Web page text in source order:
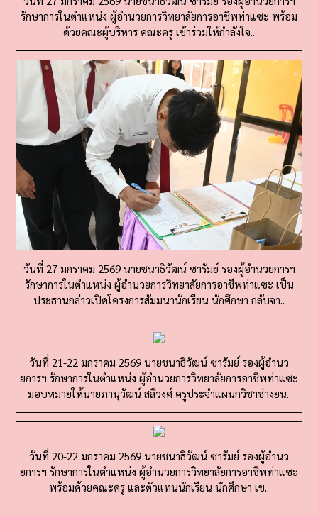
ด้วยคณะผู้บริหาร คณะครู เข้าร่วมให้กำลังใจ..
วันที่ 27 มกราคม 2569 นายชนาธิวัฒน์ ซารัมย์ รองผู้อำนวยการฯ
รักษาการในตำแหน่ง ผู้อำนวยการวิทยาลัยการอาชีพท่าแซะ เป็น
ประธานกล่าวเปิดโครงการสัมมนานักเรียน นักศึกษา กลับจา..
วันที่ 21-22 มกราคม 2569 นายชนาธิวัฒน์ ซารัมย์ รองผู้อำนว
ยการฯ รักษาการในตำแหน่ง ผู้อำนวยการวิทยาลัยการอาชีพท่าแซะ
มอบหมายให้นายภานุวัฒน์ สลีวงศ์ ครูประจำแผนกวิชาช่างยน..
วันที่ 20-22 มกราคม 2569 นายชนาธิวัฒน์ ซารัมย์ รองผู้อำนว
ยการฯ รักษาการในตำแหน่ง ผู้อำนวยการวิทยาลัยการอาชีพท่าแซะ
พร้อมด้วยคณะครู และตัวแทนนักเรียน นักศึกษา เข..